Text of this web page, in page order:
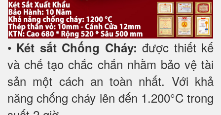
• Két sắt Chống Cháy: được thiết kế
và chế tạo chắc chắn nhằm bảo vệ tài
sản một cách an toàn nhất. Với khả
năng chống cháy lên đến 1.200°C trong